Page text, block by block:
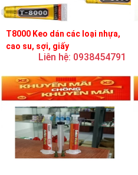
T8000 Keo dán các loại nhựa,
cao su, sợi, giấy
Liên hệ: 0938454791